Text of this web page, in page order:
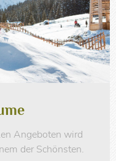
Angeboten wird
der Schönsten.